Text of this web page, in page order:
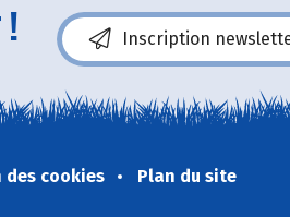
! Inscription
des cookies Plan du site